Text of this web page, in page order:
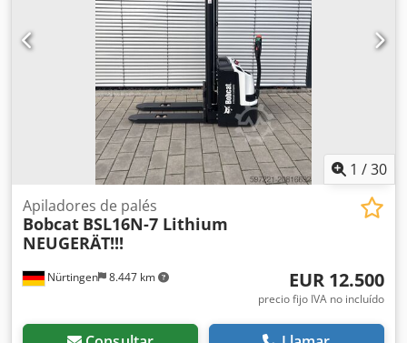
1 /30
Nürtingen 8.447 km
Apiladores de palés
Bobcat BSL16N-7 Lithium
NEUGERÄT!!!
EUR 12.500
precio fijo IVA no incluído